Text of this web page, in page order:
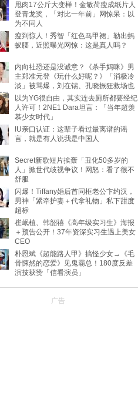
甩肉17公斤大变样！金敏荷瘦成纸片人
登青龙奖，「对比一年前」网惊呆：以
为不同人
瘦到惊人！秀智「红色马甲裙」勒出蚂
蚁腰，近照曝光网惊：这是真人吗？
内向社恐还是没诚意？《杀手妈咪》男
主郑准元登《玩什么好呢？》「消极冷
淡」被骂爆，刘在锡、孔晓振狂救场也
动
以为YG很自由，其实连去厕所都要经纪
人许可！2NE1 Dara坦言：「当年超羡
慕少女时代」
IU亲口认证：这辈子看过最离谱的谣
言，就是有人说我是中国人
Secret新歌短片挨轰「丑化50多岁的
人」掀世代歧视争议！网怒：看了很不
舒服
闪爆！Tiffany婚后首同框老公卞约汉，
男神「紧牵护妻＋代拿礼物」私下甜度
超标
崔岷植、韩韶禧《高年级实习生》海报
＋预告公开！37年资深实习生遇上美女
CEO
朴恩斌《超能路人甲》搞怪少女→《毛
骨悚然的恋爱》见鬼霸总！180度反差
演技获赞「信看演员」
广告